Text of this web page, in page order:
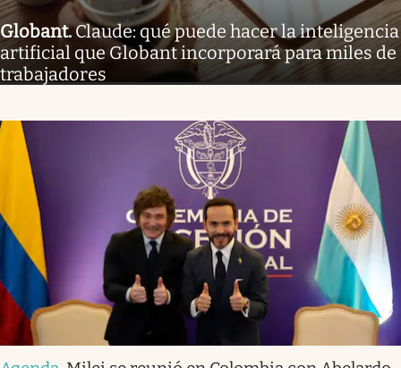
Globant.Claude: qué puede hacer la inteligencia
artificial que Globant incorporará para miles de
trabajadores